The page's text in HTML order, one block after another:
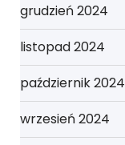
grudzień 2024
listopad 2024
październik 2024
wrzesień 2024